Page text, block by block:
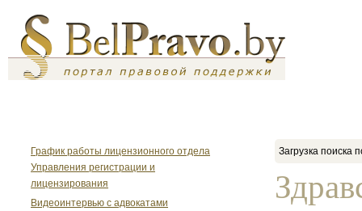
График работы лицензионного отдела
Управления регистрации и
лицензирования
Видеоинтервью с адвокатами
Загрузка поиска